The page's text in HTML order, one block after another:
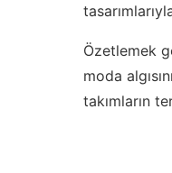
Özetlemek
moda
takımların